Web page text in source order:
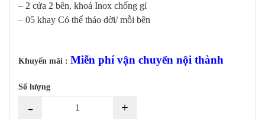
– 2 cửa 2 bên, khoá Inox chống gỉ
– 05 khay Có thể tháo dời/ mỗi bên
Khuyến mãi : Miễn phí vận chuyển nội thành
Số lượng
- +